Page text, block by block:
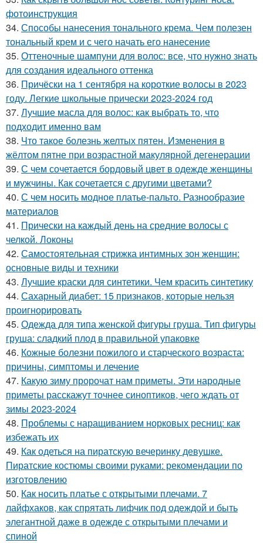
фотоинструкция
34. Способы нанесения тонального крема. Чем полезен
тональный крем и с чего начать его нанесение
35. Оттеночные шампуни для волос: все, что нужно знать
для создания идеального оттенка
36. Причёски на 1 сентября на короткие волосы в 2023
году. Легкие школьные прически 2023-2024 год
37. Лучшие масла для волос: как выбрать то, что
подходит именно вам
38. Что такое болезнь желтых пятен. Изменения в
жёлтом пятне при возрастной макулярной дегенерации
39. С чем сочетается бордовый цвет в одежде женщины
и мужчины. Как сочетается с другими цветами?
40. С чем носить модное платье-пальто. Разнообразие
материалов
41. Прически на каждый день на средние волосы с
челкой. Локоны
42. Самостоятельная стрижка интимных зон женщин:
основные виды и техники
43. Лучшие краски для синтетики. Чем красить синтетику
44. Сахарный диабет: 15 признаков, которые нельзя
проигнорировать
45. Одежда для типа женской фигуры груша. Тип фигуры
груша: сладкий плод в правильной упаковке
46. Кожные болезни пожилого и старческого возраста:
причины, симптомы и лечение
47. Какую зиму пророчат нам приметы. Эти народные
приметы расскажут точнее синоптиков, чего ждать от
зимы 2023-2024
48. Проблемы с наращиванием норковых ресниц: как
избежать их
49. Как одеться на пиратскую вечеринку девушке.
Пиратские костюмы своими руками: рекомендации по
изготовлению
50. Как носить платье с открытыми плечами. 7
лайфхаков, как спрятать лифчик под одеждой и быть
элегантной даже в одежде с открытыми плечами и
спиной